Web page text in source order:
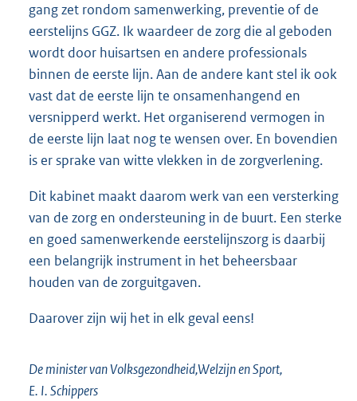
gang zet rondom samenwerking, preventie of de
eerstelijns GGZ. Ik waardeer de zorg die al geboden
wordt door huisartsen en andere professionals
binnen de eerste lijn. Aan de andere kant stel ik ook
vast dat de eerste lijn te onsamenhangend en
versnipperd werkt. Het organiserend vermogen in
de eerste lijn laat nog te wensen over. En bovendien
is er sprake van witte vlekken in de zorgverlening.
Dit kabinet maakt daarom werk van een versterking
van de zorg en ondersteuning in de buurt. Een sterke
en goed samenwerkende eerstelijnszorg is daarbij
een belangrijk instrument in het beheersbaar
houden van de zorguitgaven.
Daarover zijn wij het in elk geval eens!
De minister van Volksgezondheid,Welzijn en Sport,
E. I. Schippers